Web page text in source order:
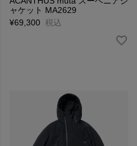
ャケット MA2629
¥69,300 税込